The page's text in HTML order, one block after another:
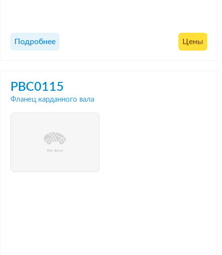
Подробнее Цены
PBC0115
Фланец карданного вала